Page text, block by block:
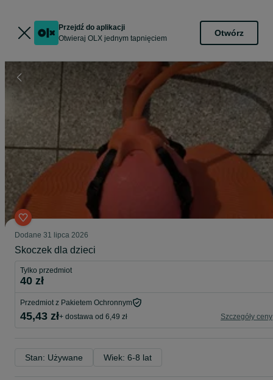
Przejdź do aplikacji
Otwieraj OLX jednym tapnięciem
Otwórz
Dodane 31 lipca 2026
Skoczek dla dzieci
Tylko przedmiot
40 zł
Przedmiot z Pakietem Ochronnym
45,43 zł+ dostawa od 6,49 zł Szczegóły ceny
Stan: Używane Wiek: 6-8 lat